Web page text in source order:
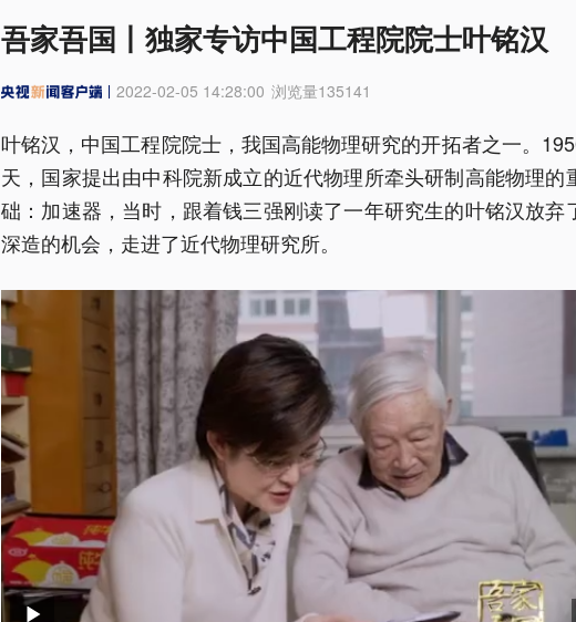
吾家吾国丨独家专访中国工程院院士叶铭汉
2022-02-05 14:28:00 浏览量135141
叶铭汉，中国工程院院士，我国高能物理研究的开拓者之一。
天，国家提出由中科院新成立的近代物理所牵头研制高能物理的
础：加速器，当时，跟着钱三强刚读了一年研究生的叶铭汉放弃
深造的机会，走进了近代物理研究所。